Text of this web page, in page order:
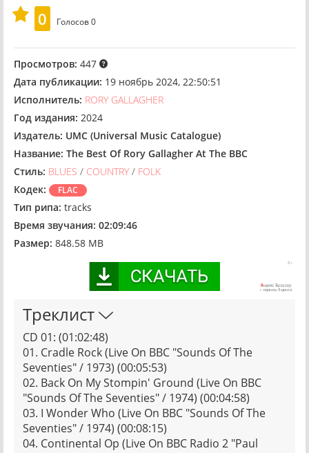
0
Голосов0
Просмотров: 447
Дата публикации: 19 ноябрь 2024, 22:50:51
Исполнитель: RORY GALLAGHER
Год издания: 2024
Издатель: UMC (Universal Music Catalogue)
Название: The Best Of Rory Gallagher At The BBC
Стиль: BLUES / COUNTRY / FOLK
Кодек:
FLAC
Тип рипа: tracks
Время звучания: 02:09:46
Размер: 848.58 MB
Треклист
CD 01: (01:02:48)
01. Cradle Rock (Live On BBC "Sounds Of The
Seventies" / 1973) (00:05:53)
02. Back On My Stompin' Ground (Live On BBC
"Sounds Of The Seventies" / 1974) (00:04:58)
03. I Wonder Who (Live On BBC "Sounds Of The
Seventies" / 1974) (00:08:15)
04. Continental Op (Live On BBC Radio 2 "Paul